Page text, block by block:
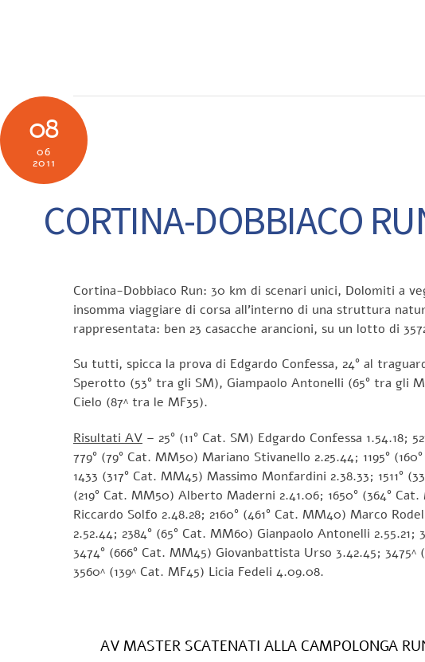
08
06
2011
CORTINA-DOBBIACO
Cortina-Dobbiaco Run: 30 km di scenari unici, Dolomiti a
insomma viaggiare di corsa all’interno di una struttura
rappresentata: ben 23 casacche arancioni, su un lotto di
Su tutti, spicca la prova di Edgardo Confessa, 24° al
Sperotto (53° tra gli SM), Giampaolo Antonelli (65° tra gli
Cielo (87^ tra le MF35).
Risultati AV – 25° (11° Cat. SM) Edgardo Confessa 1.54.18;
779° (79° Cat. MM50) Mariano Stivanello 2.25.44; 1195°
1433 (317° Cat. MM45) Massimo Monfardini 2.38.33; 1511°
(219° Cat. MM50) Alberto Maderni 2.41.06; 1650° (364°
Riccardo Solfo 2.48.28; 2160° (461° Cat. MM40) Marco
2.52.44; 2384° (65° Cat. MM60) Gianpaolo Antonelli
3474° (666° Cat. MM45) Giovanbattista Urso 3.42.45;
3560^ (139^ Cat. MF45) Licia Fedeli 4.09.08.
AV MASTER SCATENATI ALLA CAMPOLONGA